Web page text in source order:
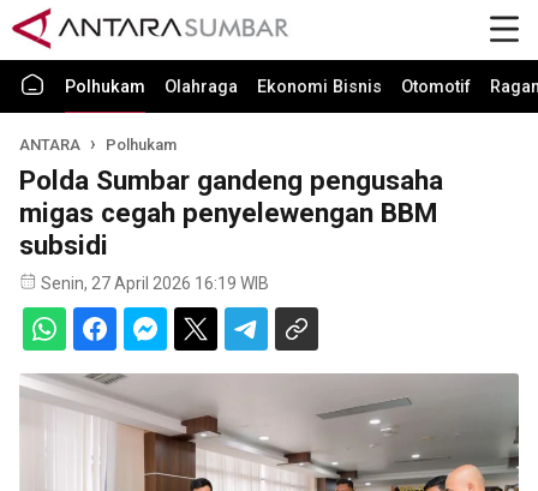
Polhukam Olahraga Ekonomi Bisnis Otomotif
ANTARA Polhukam
Polda Sumbar gandeng pengusaha
migas cegah penyelewengan BBM
subsidi
Senin, 27 April 2026 16:19 WIB